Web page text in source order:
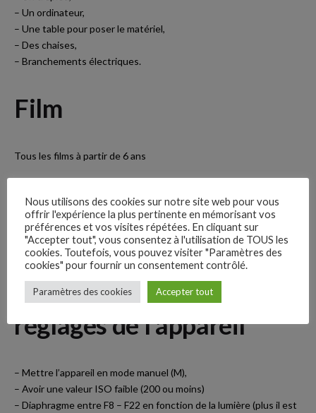
Follow Us
– Un ordinateur,
– Une table pour poser le matériel,
– Des chaises,
– Branchements électriques.
Film
Tous les films à partir de 6 ans
Atelier avant/après
Avant ou après
Le light painting–
réglages de l’appareil
– Mettre l’appareil en mode manuel (M),
– Avoir une valeur ISO faible (200 ou moins)
– Diaphragme entre F8 – F22 en fonction de la lumière (plus il est
Nous utilisons des cookies sur notre site web pour vous
offrir l'expérience la plus pertinente en mémorisant vos
préférences et vos visites répétées. En cliquant sur
"Accepter tout", vous consentez à l'utilisation de TOUS les
cookies. Toutefois, vous pouvez visiter "Paramètres des
cookies" pour fournir un consentement contrôlé.
Paramètres des cookies Accepter tout